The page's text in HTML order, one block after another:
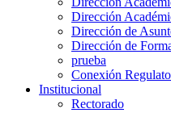
Dirección
Dirección de
Dirección de
prueba
Conexión
Institucional
Rectorado